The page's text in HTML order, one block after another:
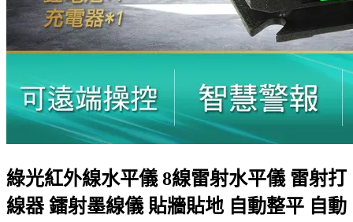
綠光紅外線水平儀 8線雷射水平儀 雷射打
線器 鐳射墨線儀 貼牆貼地 自動整平 自動